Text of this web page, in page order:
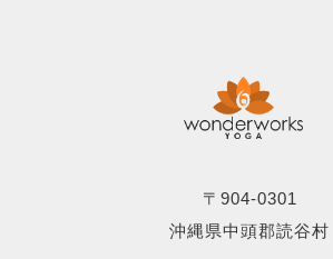
〒904-0301
沖縄県中頭郡読谷村